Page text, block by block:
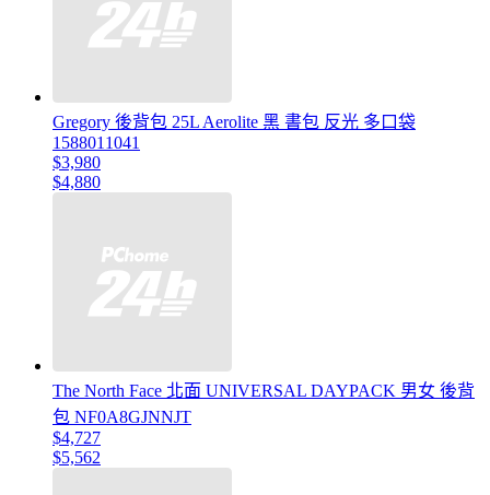
Gregory 後背包 25L Aerolite 黑 書包 反光 多口袋
1588011041
$3,980
$4,880
The North Face 北面 UNIVERSAL DAYPACK 男女 後背
包 NF0A8GJNNJT
$4,727
$5,562